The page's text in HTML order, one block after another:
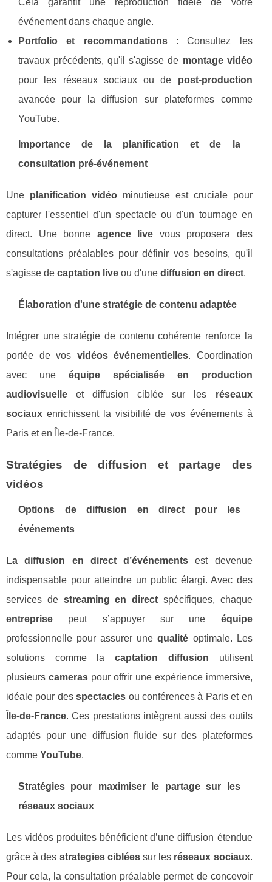
événement dans chaque angle.
Portfolio et recommandations: Consultez les
travaux précédents, qu'il s'agisse de montage vidéo
pour les réseaux sociaux ou de post-production
avancée pour la diffusion sur plateformes comme
YouTube.
Importance de la planification et de la
consultation pré-événement
Une planification vidéominutieuse est cruciale pour
capturer l'essentiel d'un spectacle ou d'un tournage en
direct. Une bonne agence live vous proposera des
consultations préalables pour définir vos besoins, qu'il
s'agisse de captation live ou d'une diffusion en direct.
Élaboration d'une stratégie de contenu adaptée
Intégrer une stratégie de contenu cohérente renforce la
portée de vos vidéos événementielles. Coordination
avec une équipe spécialisée en production
audiovisuelle et diffusion ciblée sur les réseaux
sociaux enrichissent la visibilité de vos événements à
Paris et en Île-de-France.
Stratégies de diffusion et partage des
vidéos
Options de diffusion en direct pour les
événements
La diffusion en direct d’événements est devenue
indispensable pour atteindre un public élargi. Avec des
services de streaming en direct spécifiques, chaque
entreprise peut s’appuyer sur une équipe
professionnelle pour assurer unequalité optimale. Les
solutions comme lacaptation diffusion utilisent
plusieurs cameraspour offrir une expérience immersive,
idéale pour desspectacles ou conférences à Paris et en
Île-de-France. Ces prestations intègrent aussi des outils
adaptés pour une diffusion fluide sur des plateformes
comme YouTube.
Stratégies pour maximiser le partage sur les
réseaux sociaux
Les vidéos produites bénéficient d’une diffusion étendue
grâce à des strategies cibléessur les réseaux sociaux.
Pour cela, la consultation préalable permet de concevoir